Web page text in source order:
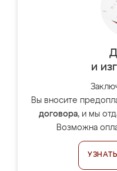
и
Вы вносите
договора, и мы
Возможна